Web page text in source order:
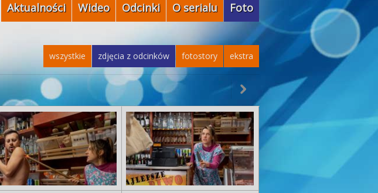
Aktualności Wideo Odcinki O serialu Foto
ekstra
fotostory
zdjęcia z odcinków
wszystkie